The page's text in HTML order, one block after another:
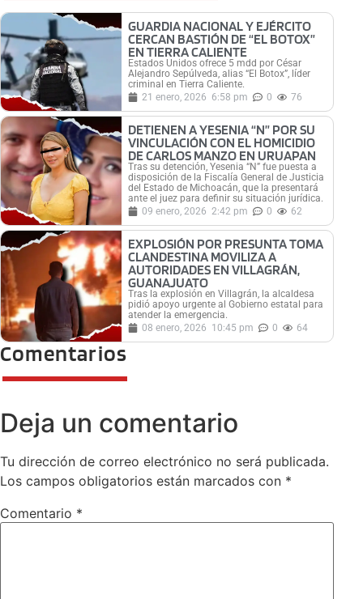
GUARDIA NACIONAL Y EJÉRCITO
CERCAN BASTIÓN DE “EL BOTOX”
EN TIERRA CALIENTE
Estados Unidos ofrece 5 mdd por César
Alejandro Sepúlveda, alias “El Botox”, líder
criminal en Tierra Caliente.
21 enero, 2026 6:58 pm 0 76
DETIENEN A YESENIA “N” POR SU
VINCULACIÓN CON EL HOMICIDIO
DE CARLOS MANZO EN URUAPAN
Tras su detención, Yesenia “N” fue puesta a
disposición de la Fiscalía General de Justicia
del Estado de Michoacán, que la presentará
ante el juez para definir su situación jurídica.
09 enero, 2026 2:42 pm 0 62
EXPLOSIÓN POR PRESUNTA TOMA
CLANDESTINA MOVILIZA A
AUTORIDADES EN VILLAGRÁN,
GUANAJUATO
Tras la explosión en Villagrán, la alcaldesa
pidió apoyo urgente al Gobierno estatal para
atender la emergencia.
08 enero, 2026 10:45 pm 0 64
Comentarios
Deja un comentario
Tu dirección de correo electrónico no será publicada.
Los campos obligatorios están marcados con *
Comentario *